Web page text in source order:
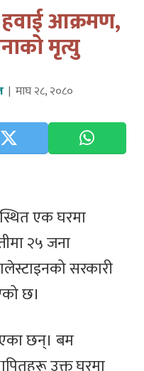
आक्रमण,
मृत्यु
माघ २८, २०८०
एक घरमा
२५ जना
सरकारी
छ।
छन्। बम